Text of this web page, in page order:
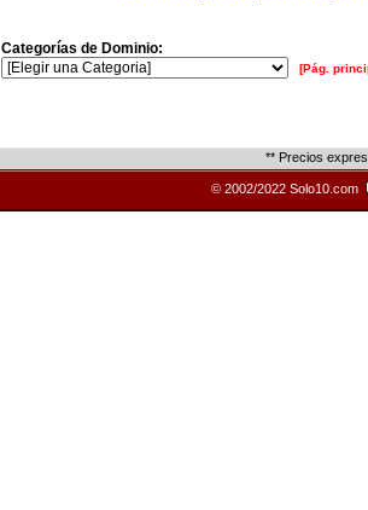
Categorías de Dominio:
[Pág.
** Precios
© 2002/2022 Solo10.com